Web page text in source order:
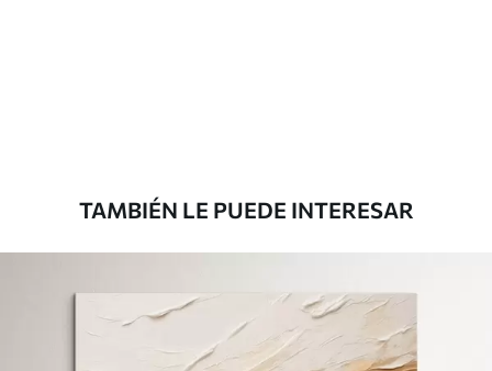
TAMBIÉN LE PUEDE INTERESAR